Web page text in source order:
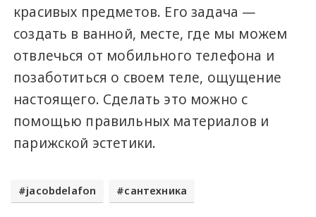
красивых предметов. Его задача —
создать в ванной, месте, где мы можем
отвлечься от мобильного телефона и
позаботиться о своем теле, ощущение
настоящего. Сделать это можно с
помощью правильных материалов и
парижской эстетики.
jacobdelafon сантехника